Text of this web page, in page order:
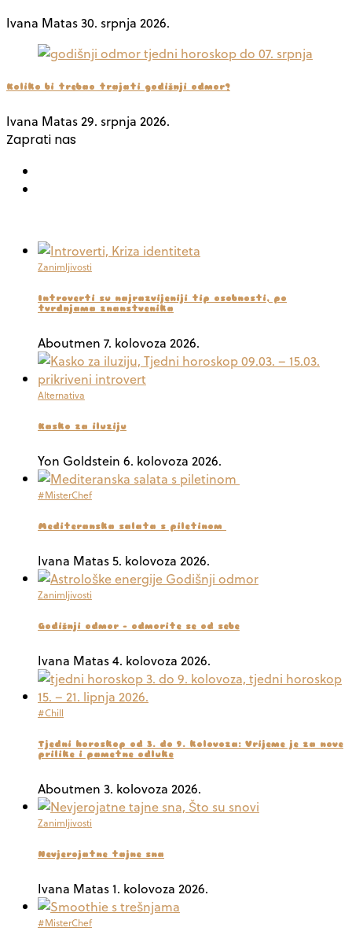
Ivana Matas30. srpnja 2026.
Koliko bi trebao trajati godišnji odmor?
Ivana Matas29. srpnja 2026.
Zaprati nas
Zanimljivosti
Introverti su najrazvijeniji tip osobnosti, po
tvrdnjama znanstvenika
Aboutmen 7. kolovoza 2026.
Alternativa
Kasko za iluziju
Yon Goldstein 6. kolovoza 2026.
#MisterChef
Mediteranska salata s piletinom
Ivana Matas5. kolovoza 2026.
Zanimljivosti
Godišnji odmor – odmorite se od sebe
Ivana Matas4. kolovoza 2026.
#Chill
Tjedni horoskop od 3. do 9. kolovoza: Vrijeme je za nove
prilike i pametne odluke
Aboutmen 3. kolovoza 2026.
Zanimljivosti
Nevjerojatne tajne sna
Ivana Matas1. kolovoza 2026.
#MisterChef